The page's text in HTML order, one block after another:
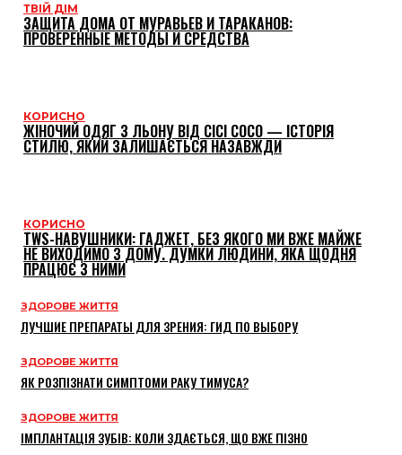
ТВІЙ ДІМ
ЗАЩИТА ДОМА ОТ МУРАВЬЕВ И ТАРАКАНОВ:
ПРОВЕРЕННЫЕ МЕТОДЫ И СРЕДСТВА
КОРИСНО
ЖІНОЧИЙ ОДЯГ З ЛЬОНУ ВІД CICI COCO — ІСТОРІЯ
СТИЛЮ, ЯКИЙ ЗАЛИШАЄТЬСЯ НАЗАВЖДИ
КОРИСНО
TWS-НАВУШНИКИ: ГАДЖЕТ, БЕЗ ЯКОГО МИ ВЖЕ МАЙЖЕ
НЕ ВИХОДИМО З ДОМУ. ДУМКИ ЛЮДИНИ, ЯКА ЩОДНЯ
ПРАЦЮЄ З НИМИ
ЗДОРОВЕ ЖИТТЯ
ЛУЧШИЕ ПРЕПАРАТЫ ДЛЯ ЗРЕНИЯ: ГИД ПО ВЫБОРУ
ЗДОРОВЕ ЖИТТЯ
ЯК РОЗПІЗНАТИ СИМПТОМИ РАКУ ТИМУСА?
ЗДОРОВЕ ЖИТТЯ
ІМПЛАНТАЦІЯ ЗУБІВ: КОЛИ ЗДАЄТЬСЯ, ЩО ВЖЕ ПІЗНО